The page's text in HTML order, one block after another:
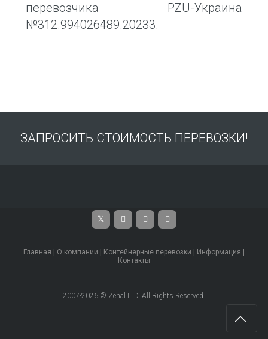
перевозчика PZU-Украина
№312.994026489.20233.
ЗАПРОСИТЬ СТОИМОСТЬ ПЕРЕВОЗКИ!
Главная О компании Контейнерные перевозки Информация
Контакты
2007-2026 © Zenal LTD. All Rights Reserved.